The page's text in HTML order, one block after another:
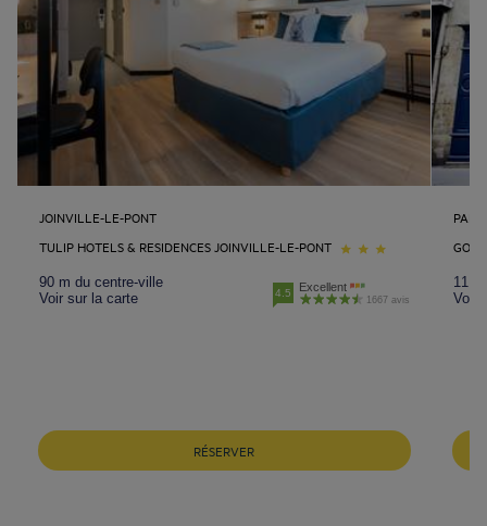
JOINVILLE-LE-PONT
TULIP HOTELS & RESIDENCES JOINVILLE-LE-PONT
90 m du centre-ville
Voir sur la carte
4.5 Excellent
1667 avis
RÉSERVER
PARIS
11.4
Voir